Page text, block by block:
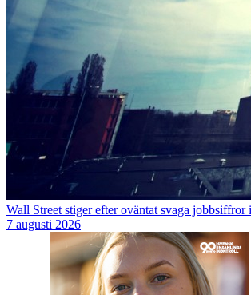
Wall Street stiger efter oväntat svaga
7 augusti 2026